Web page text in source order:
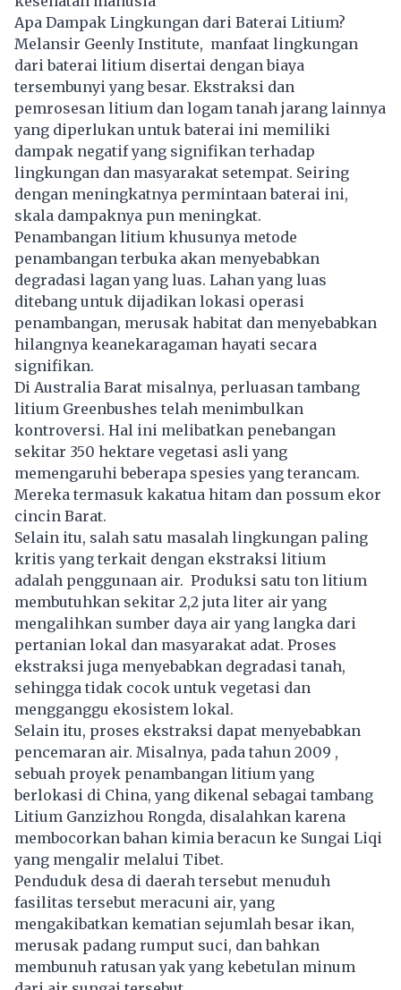
Apa Dampak Lingkungan dari Baterai Litium?
Melansir Geenly Institute, manfaat lingkungan
dari baterai litium disertai dengan biaya
tersembunyi yang besar. Ekstraksi dan
pemrosesan litium dan logam tanah jarang lainnya
yang diperlukan untuk baterai ini memiliki
dampak negatif yang signifikan terhadap
lingkungan dan masyarakat setempat. Seiring
dengan meningkatnya permintaan baterai ini,
skala dampaknya pun meningkat.
Penambangan litium khusunya metode
penambangan terbuka akan menyebabkan
degradasi lagan yang luas. Lahan yang luas
ditebang untuk dijadikan lokasi operasi
penambangan, merusak habitat dan menyebabkan
hilangnya keanekaragaman hayati secara
signifikan.
Di Australia Barat misalnya, perluasan tambang
litium Greenbushes telah menimbulkan
kontroversi. Hal ini melibatkan penebangan
sekitar 350 hektare vegetasi asli yang
memengaruhi beberapa spesies yang terancam.
Mereka termasuk kakatua hitam dan possum ekor
cincin Barat.
Selain itu, salah satu masalah lingkungan paling
kritis yang terkait dengan ekstraksi litium
adalah penggunaan air. Produksi satu ton litium
membutuhkan sekitar 2,2 juta liter air yang
mengalihkan sumber daya air yang langka dari
pertanian lokal dan masyarakat adat. Proses
ekstraksi juga menyebabkan degradasi tanah,
sehingga tidak cocok untuk vegetasi dan
mengganggu ekosistem lokal.
Selain itu, proses ekstraksi dapat menyebabkan
pencemaran air. Misalnya, pada tahun 2009 ,
sebuah proyek penambangan litium yang
berlokasi di China, yang dikenal sebagai tambang
Litium Ganzizhou Rongda, disalahkan karena
membocorkan bahan kimia beracun ke Sungai Liqi
yang mengalir melalui Tibet.
Penduduk desa di daerah tersebut menuduh
fasilitas tersebut meracuni air, yang
mengakibatkan kematian sejumlah besar ikan,
merusak padang rumput suci, dan bahkan
membunuh ratusan yak yang kebetulan minum